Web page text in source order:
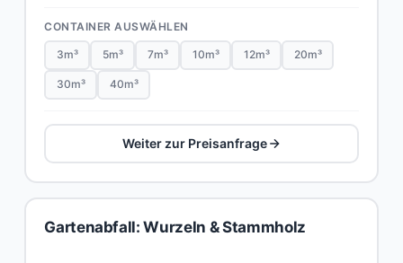
CONTAINER AUSWÄHLEN
3m³ 5m³ 7m³ 10m³ 12m³ 20m³
30m³ 40m³
Weiter zur Preisanfrage
Gartenabfall: Wurzeln & Stammholz